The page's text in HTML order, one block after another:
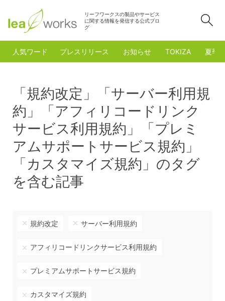
リーフワークスの製品やサービス
に関する情報を発信する公式ブロ
グ
人気ワード プレスリリース お知らせ TOKIZA 夏季
「規約改定」「サーバー利用規
約」「アフィリコードリンク
サービス利用規約」「プレミ
アムサポートサービス規約」
「カスタマイズ規約」のタグ
を含む記事
規約改定 サーバー利用規約
アフィリコードリンクサービス利用規約
プレミアムサポートサービス規約
カスタマイズ規約